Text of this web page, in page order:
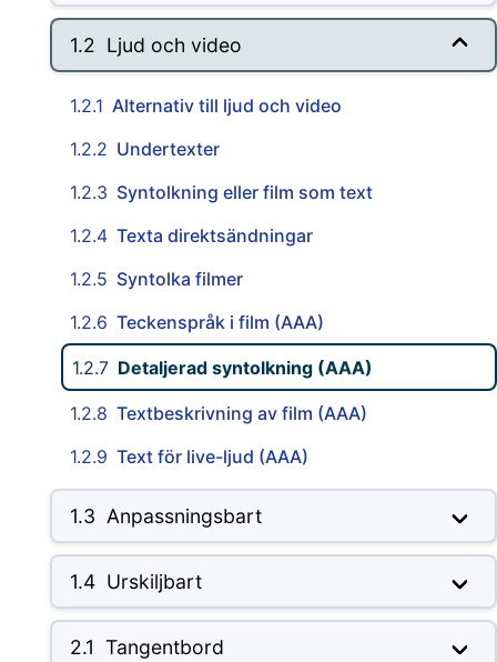
1.2 Ljud och video
1.2.1 Alternativ till ljud och video
1.2.2 Undertexter
1.2.3 Syntolkning eller film som text
1.2.4 Texta direktsändningar
1.2.5 Syntolka filmer
1.2.6 Teckenspråk i film (AAA)
1.2.7 Detaljerad syntolkning (AAA)
1.2.8 Textbeskrivning av film (AAA)
1.2.9 Text för live-ljud (AAA)
1.3 Anpassningsbart
1.4 Urskiljbart
2.1 Tangentbord